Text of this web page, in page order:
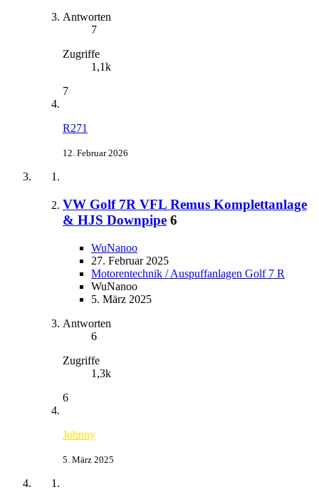
Antworten
7
Zugriffe
1,1k
7
R271
12. Februar 2026
VW Golf 7R VFL Remus Komplettanlage
& HJS Downpipe 6
WuNanoo
27. Februar 2025
Motorentechnik / Auspuffanlagen Golf 7 R
WuNanoo
5. März 2025
Antworten
6
Zugriffe
1,3k
6
Johnny
5. März 2025